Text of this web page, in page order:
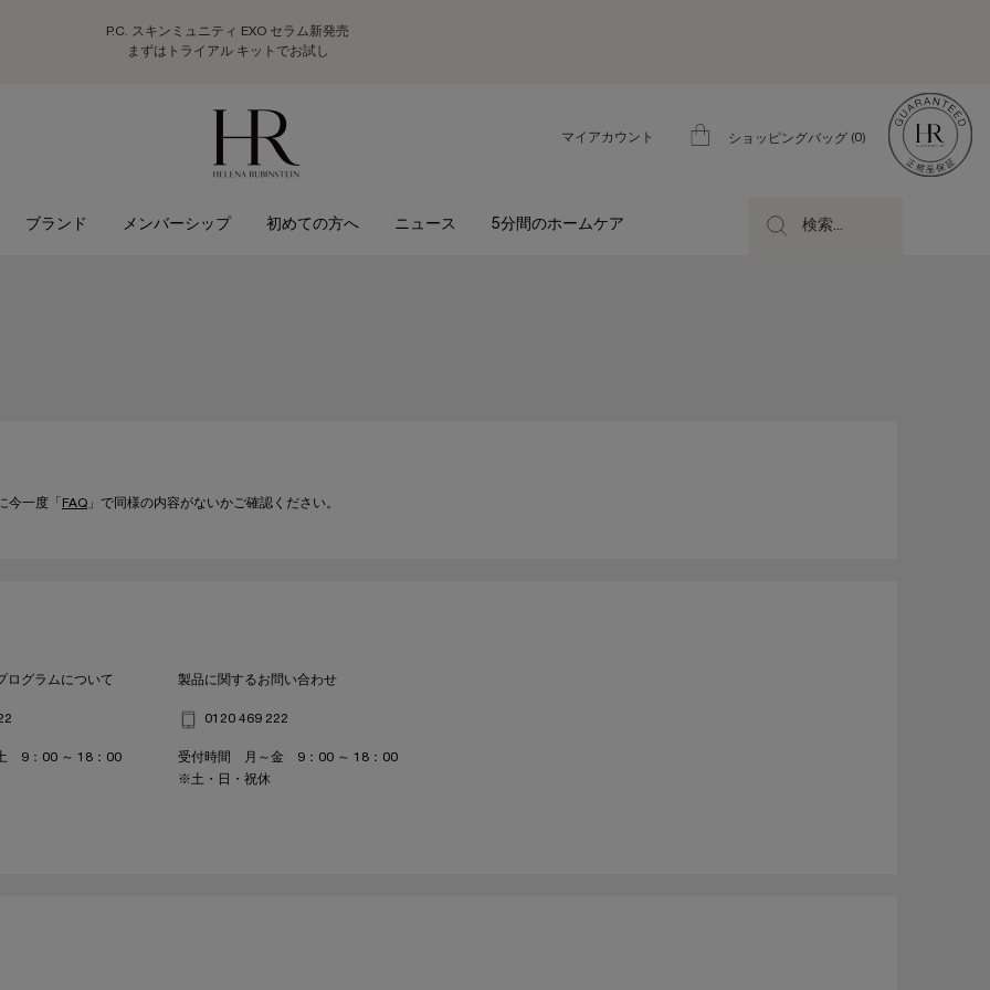
P.C. スキンミュニティ EXO セラム新発売
まずはトライアル キットでお試し
マイアカウント ショッピングバッグ 0
0 カート内の製品
ブランド メンバーシップ 初めての方へ ニュース 5分間のホームケア 検索...
今一度「 FAQ 」で同様の内容がないかご確認ください。
ログラムについて
9：00 ～ 18：00
製品に関するお問い合わせ
0120 469 222
受付時間 月～金 9：00 ～ 18：00
※土・日・祝休